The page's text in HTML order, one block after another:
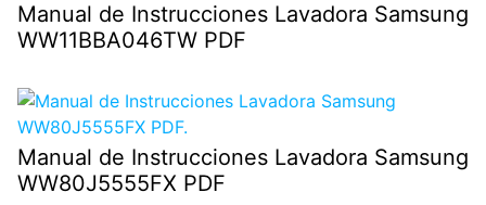
Manual de Instrucciones Lavadora Samsung
WW11BBA046TW PDF
Manual de Instrucciones Lavadora Samsung
WW80J5555FX PDF